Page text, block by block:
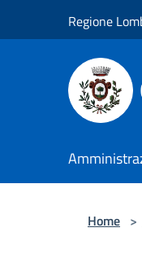
Regione
Home >